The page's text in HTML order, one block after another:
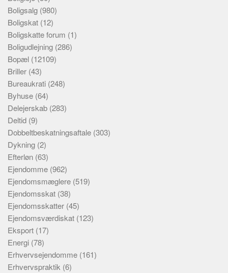
Boligsalg (980)
Boligskat (12)
Boligskatte forum (1)
Boligudlejning (286)
Bopæl (12109)
Briller (43)
Bureaukrati (248)
Byhuse (64)
Delejerskab (283)
Deltid (9)
Dobbeltbeskatningsaftale (303)
Dykning (2)
Efterløn (63)
Ejendomme (962)
Ejendomsmæglere (519)
Ejendomsskat (38)
Ejendomsskatter (45)
Ejendomsværdiskat (123)
Eksport (17)
Energi (78)
Erhvervsejendomme (161)
Erhvervspraktik (6)